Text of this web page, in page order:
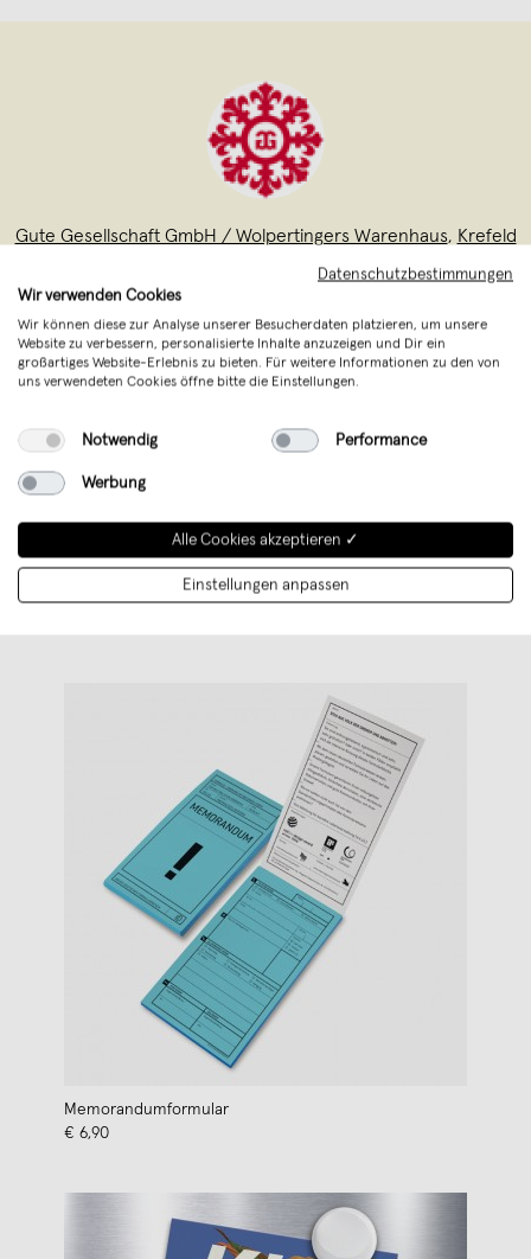
Gute Gesellschaft GmbH / Wolpertingers Warenhaus, Krefeld
Wolpertinger sind eigenartige, schöne
Dinge. Es sind Kreationen der Gute
Gesellschaft mbH, einem Studio für
Design mit nachhaltigem Nutzen,
Funktion und Vergnügen liegt uns am
Weiterlesen
Memorandumformular
€ 6,90
Datenschutzbestimmungen
Wir verwenden Cookies
Wir können diese zur Analyse unserer Besucherdaten platzieren, um unsere
Website zu verbessern, personalisierte Inhalte anzuzeigen und Dir ein
großartiges Website-Erlebnis zu bieten. Für weitere Informationen zu den von
uns verwendeten Cookies öffne bitte die Einstellungen.
Notwendig Performance
Werbung
Alle Cookies akzeptieren ✓
Einstellungen anpassen